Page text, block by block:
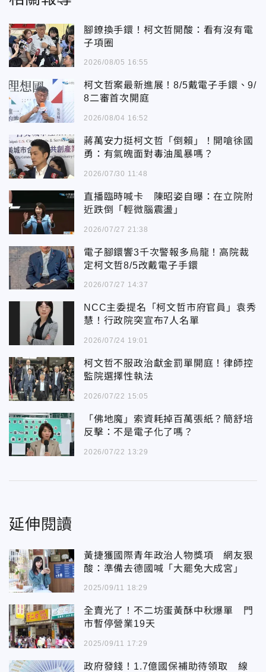
腳鐐換手鐶！柯文哲開酸：看有沒有電
子項圈
2026/08/05 16:55
柯文哲案最新進展！8/5戴電子手鐶、9/
8二審首次開庭
2026/08/04 16:52
蔣萬安力挺柯文哲「倒賴」！開嗆徐國
勇：有氣魄面對毒油風暴嗎？
2026/07/30 11:48
直播臨時喊卡 陳昭姿自曝：在立院附
近跌倒「輕微腦震盪」
2026/07/27 21:38
電子腳鐶響3千次警報多烏龍！高院裁
定柯文哲8/5改戴電子手鐶
2026/07/27 14:37
NCC主委提名「柯文哲市府官員」袁秀
慧！行政院突宣布7人名單
2026/07/24 19:01
柯文哲不服政治獻金罰單開庭！律師控
監院選擇性執法
2026/07/22 15:05
「佛地魔」索資耗掉百萬張紙？簡舒培
反擊：不是電子化了嗎？
2026/07/22 13:29
延伸閱讀
黃捷獲國際青年政治人物獎項 網友狠
酸：準備去德國喊「大罷免大成宮」
2025/09/11 18:29
全賣光了！不二坊蛋黃酥中秋爆單 門
市暫停營業19天
2025/09/11 17:29
政府發錢！1.7億國保補助待領取 線